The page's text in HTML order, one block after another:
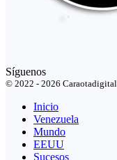
Síguenos
© 2022 - 2026
Inicio
Venezuela
Mundo
EEUU
Sucesos